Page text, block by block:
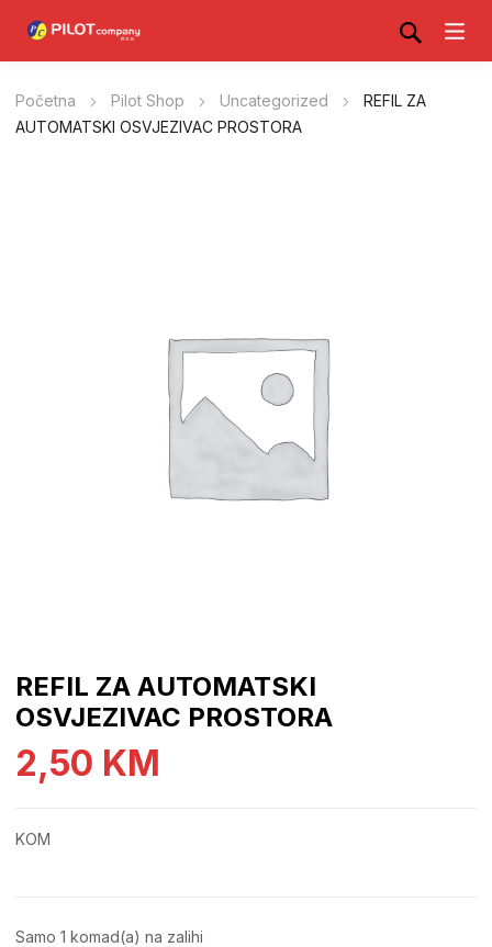
Početna Pilot Shop Uncategorized
REFIL ZA
AUTOMATSKI OSVJEZIVAC PROSTORA
REFIL ZA AUTOMATSKI
OSVJEZIVAC PROSTORA
2,50 KM
KOM
Samo 1 komad(a) na zalihi